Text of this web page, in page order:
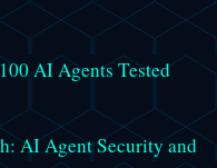
AI Agents Tested
AI Agent Security and